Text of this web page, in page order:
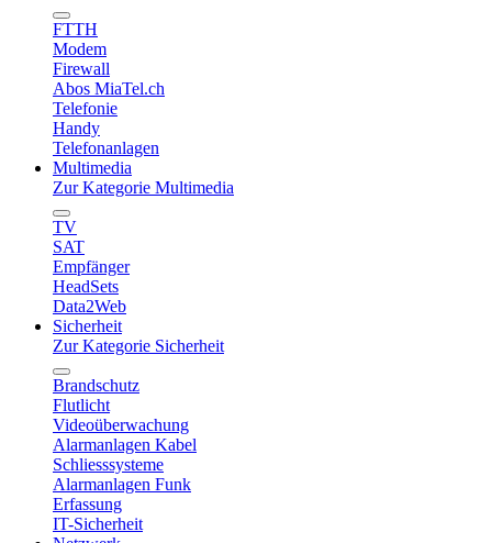
FTTH
Modem
Firewall
Abos MiaTel.ch
Telefonie
Handy
Telefonanlagen
Multimedia
Zur Kategorie Multimedia
TV
SAT
Empfänger
HeadSets
Data2Web
Sicherheit
Zur Kategorie Sicherheit
Brandschutz
Flutlicht
Videoüberwachung
Alarmanlagen Kabel
Schliesssysteme
Alarmanlagen Funk
Erfassung
IT-Sicherheit